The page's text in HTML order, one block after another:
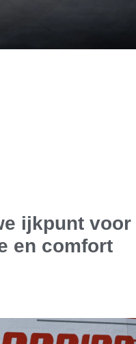
ijkpunt voor
en comfort